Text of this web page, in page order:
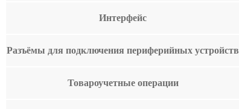
Интерфейс
Разъёмы для подключения периферийных устройств
Товароучетные операции